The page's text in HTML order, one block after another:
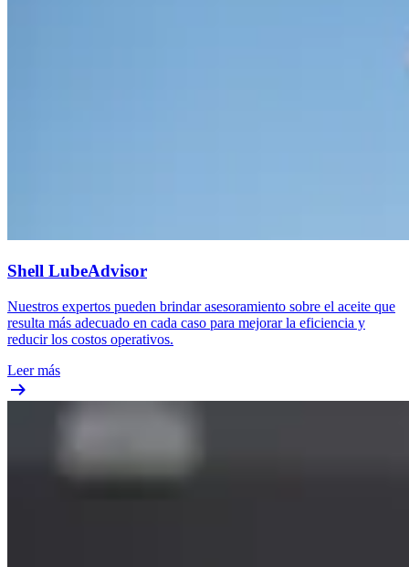
Shell LubeAdvisor
Nuestros expertos pueden brindar asesoramiento sobre el aceite que
resulta más adecuado en cada caso para mejorar la eficiencia y
reducir los costos operativos.
Leer más